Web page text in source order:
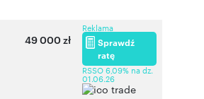
49 000 zł
Reklama
Sprawdź
ratę
RSSO 6,09% na dz.
01.06.26